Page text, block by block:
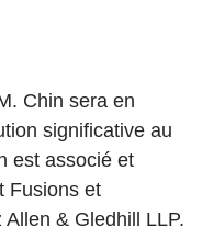
Chin sera en
significative au
est associé et
Fusions et
& Gledhill LLP.